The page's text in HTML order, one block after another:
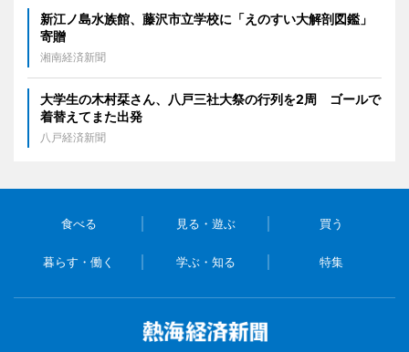
新江ノ島水族館、藤沢市立学校に「えのすい大解剖図鑑」
寄贈
湘南経済新聞
大学生の木村栞さん、八戸三社大祭の行列を2周 ゴールで
着替えてまた出発
八戸経済新聞
食べる 見る・遊ぶ 買う
暮らす・働く 学ぶ・知る 特集